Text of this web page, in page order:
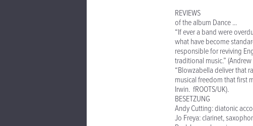
REVIEWS
of the album Dance ...
“If ever a band were
what have become
responsible for reviving
traditional music.” (Andrew
“Blowzabella deliver that
musical freedom that first
Irwin. fROOTS/UK).
BESETZUNG
Andy Cutting: diatonic
Jo Freya: clarinet,